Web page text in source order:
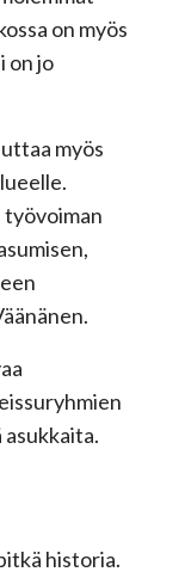
on myös
on jo
myös
asukkaita.
historia.